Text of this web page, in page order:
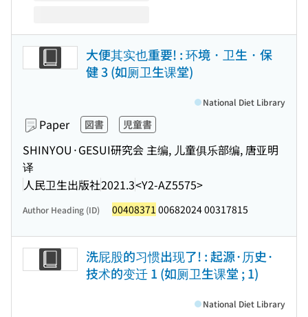
大便其实也重要! : 环境 · 卫生 · 保
健 3 (如厕卫生课堂)
Paper 図書 児童書
SHINYOU·GESUI研究会 主编, 儿童俱乐部编, 唐亚明
译
人民卫生出版社2021.3<Y2-AZ5575>
National Diet Library
Author Heading (ID) 00408371 00682024 00317815
洗屁股的习惯出现了! : 起源·历史·
技术的变迁 1 (如厕卫生课堂 ; 1)
National Diet Library